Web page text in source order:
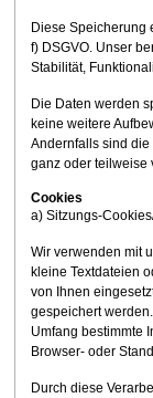
Diese Speicherung
f) DSGVO. Unser
Stabilität,
Die Daten werden
keine weitere
Andernfalls sind
ganz oder teilweise
Cookies
a) Sitzungs-
Wir verwenden mit
kleine Textdateien
von Ihnen
gespeichert
Umfang bestimmte
Browser- oder
Durch diese